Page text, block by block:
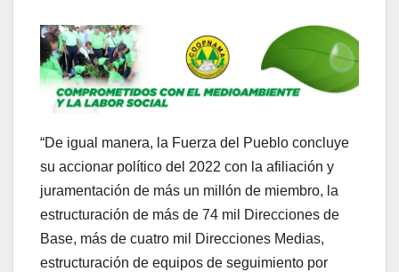
“De igual manera, la Fuerza del Pueblo concluye
su accionar político del 2022 con la afiliación y
juramentación de más un millón de miembro, la
estructuración de más de 74 mil Direcciones de
Base, más de cuatro mil Direcciones Medias,
estructuración de equipos de seguimiento por